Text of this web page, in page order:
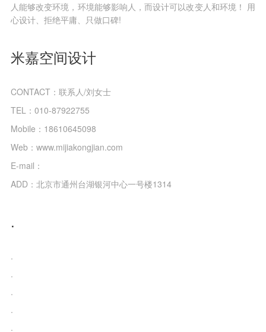
人能够改变环境，环境能够影响人，而设计可以改变人和环境！ 用
心设计、拒绝平庸、只做口碑!
米嘉空间设计
CONTACT：联系人/刘女士
TEL：010-87922755
Mobile：18610645098
Web：www.mijiakongjian.com
E-mail：
ADD：北京市通州台湖银河中心一号楼1314
.
.
.
.
.
.